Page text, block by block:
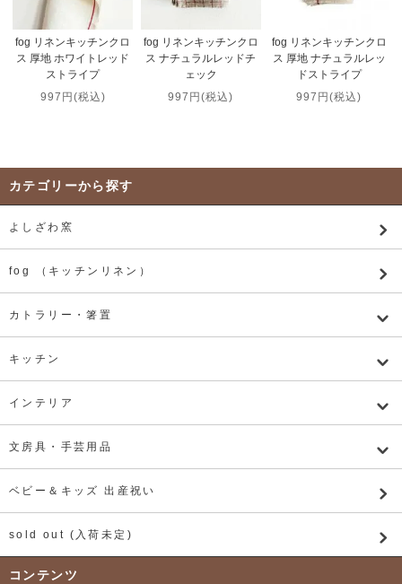
fog リネンキッチンクロ
ス 厚地 ホワイトレッド
ストライプ
997円(税込)
fog リネンキッチンクロ
ス ナチュラルレッドチ
ェック
997円(税込)
fog リネンキッチンクロ
ス 厚地 ナチュラルレッ
ドストライプ
997円(税込)
カテゴリーから探す
よしざわ窯
fog （キッチンリネン）
カトラリー・箸置
キッチン
インテリア
文房具・手芸用品
ベビー＆キッズ 出産祝い
sold out (入荷未定)
コンテンツ